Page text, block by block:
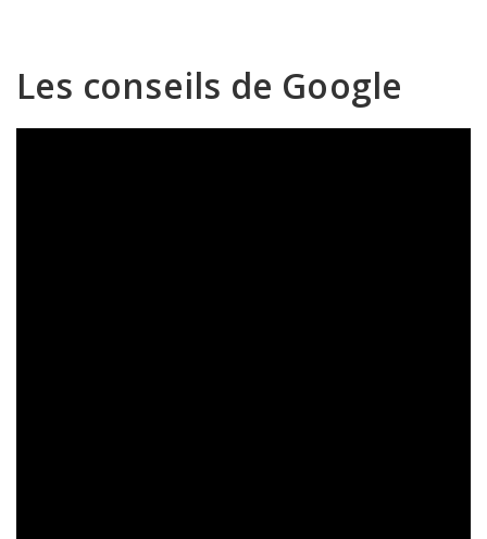
Les conseils de Google